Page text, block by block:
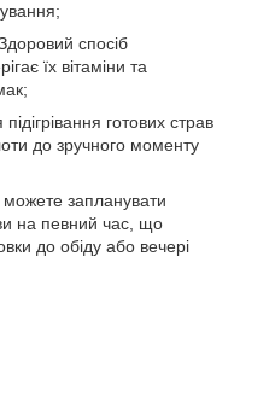
спосіб
їх вітаміни та
готових страв
до зручного моменту
запланувати
на певний час, що
до обіду або вечері